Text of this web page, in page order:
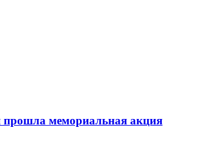
мемориальная акция